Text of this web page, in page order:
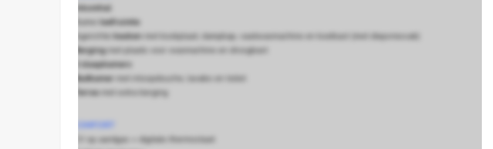
Inkomhal
.Ruime leefruimte
.Ingerichte keuken met kookplaat, dampkap, vaatwasmachine en koelkast (met diepvriesvak)
Bergingmet plaats voor wasmachine en droogkast
slaapkamers
Badkamer
met inloopdouche, lavabo en toilet
Terras met extra berging
COMFORT
.CV op aardgas + digitale thermostaat